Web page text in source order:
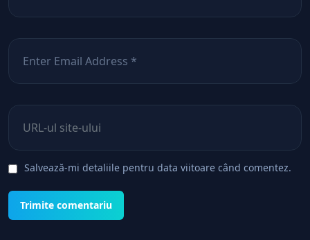
Salvează-mi detaliile pentru data viitoare când comentez.